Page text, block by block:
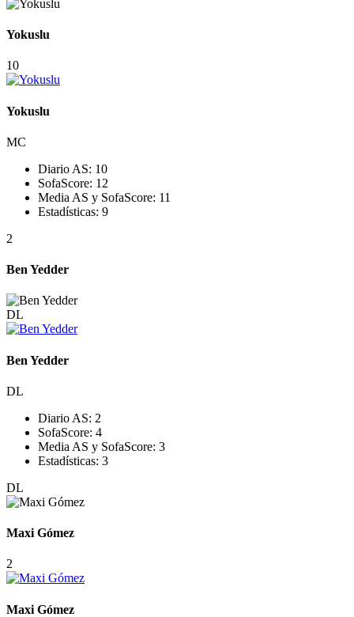
Yokuslu
10
Yokuslu
MC
Diario AS: 10
SofaScore: 12
Media AS y SofaScore: 11
Estadísticas: 9
2
Ben Yedder
DL
Ben Yedder
DL
Diario AS: 2
SofaScore: 4
Media AS y SofaScore: 3
Estadísticas: 3
DL
Maxi Gómez
2
Maxi Gómez